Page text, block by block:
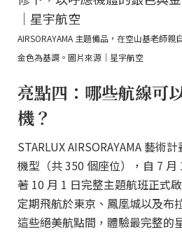
AIRSORAYAMA 主題備品，在空山基老師
金色為基調。圖片來源｜星宇航空
亮點四：哪些航線可
機？
STARLUX AIRSORAYAMA 藝術
機型（共 350 個座位），自 7
著 10 月 1 日完整主題航班正式
定期飛航於東京、鳳凰城以及布
這些絕美航點間，體驗最完整的